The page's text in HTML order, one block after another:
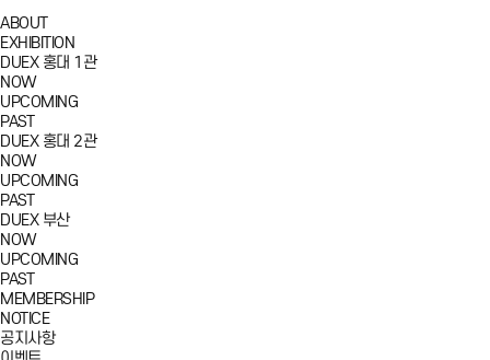
ABOUT
EXHIBITION
DUEX 홍대 1관
NOW
UPCOMING
PAST
DUEX 홍대 2관
NOW
UPCOMING
PAST
DUEX 부산
NOW
UPCOMING
PAST
MEMBERSHIP
NOTICE
공지사항